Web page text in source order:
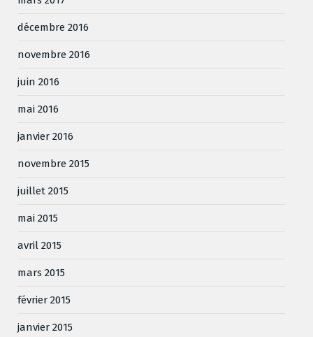
décembre 2016
novembre 2016
juin 2016
mai 2016
janvier 2016
novembre 2015
juillet 2015
mai 2015
avril 2015
mars 2015
février 2015
janvier 2015